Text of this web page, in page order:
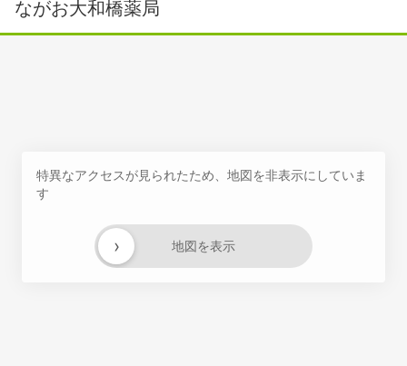
ながお大和橋薬局
特異なアクセスが見られたため、地図を非表示にしていま
す
地図を表示
›